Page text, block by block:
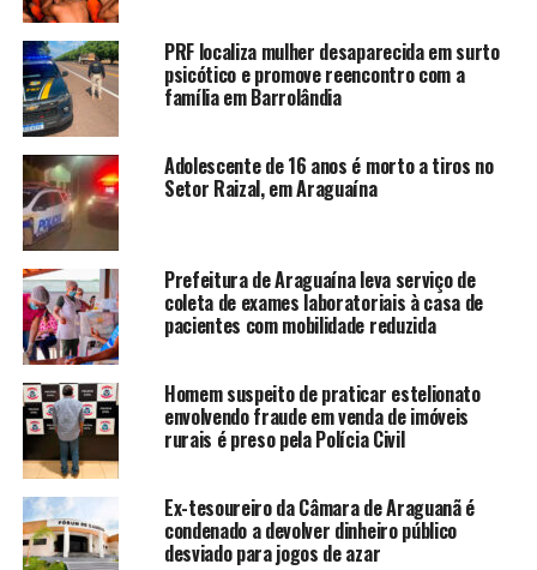
PRF localiza mulher desaparecida em surto
psicótico e promove reencontro com a
família em Barrolândia
Adolescente de 16 anos é morto a tiros no
Setor Raizal, em Araguaína
Prefeitura de Araguaína leva serviço de
coleta de exames laboratoriais à casa de
pacientes com mobilidade reduzida
Homem suspeito de praticar estelionato
envolvendo fraude em venda de imóveis
rurais é preso pela Polícia Civil
Ex-tesoureiro da Câmara de Araguanã é
condenado a devolver dinheiro público
desviado para jogos de azar